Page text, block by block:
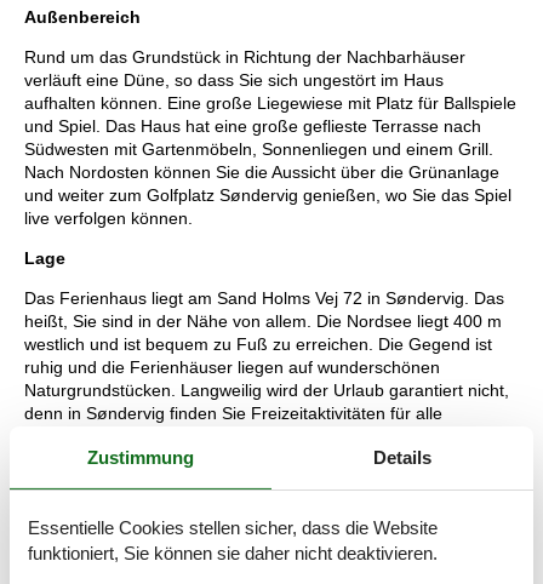
Außenbereich
Rund um das Grundstück in Richtung der Nachbarhäuser
verläuft eine Düne, so dass Sie sich ungestört im Haus
aufhalten können. Eine große Liegewiese mit Platz für Ballspiele
und Spiel. Das Haus hat eine große geflieste Terrasse nach
Südwesten mit Gartenmöbeln, Sonnenliegen und einem Grill.
Nach Nordosten können Sie die Aussicht über die Grünanlage
und weiter zum Golfplatz Søndervig genießen, wo Sie das Spiel
live verfolgen können.
Lage
Das Ferienhaus liegt am Sand Holms Vej 72 in Søndervig. Das
heißt, Sie sind in der Nähe von allem. Die Nordsee liegt 400 m
westlich und ist bequem zu Fuß zu erreichen. Die Gegend ist
ruhig und die Ferienhäuser liegen auf wunderschönen
Naturgrundstücken. Langweilig wird der Urlaub garantiert nicht,
denn in Søndervig finden Sie Freizeitaktivitäten für alle
großen Supermarkt. Vom Haus aus haben Sie einen Blick auf
einen Radweg nach Søndervig und von hier aus sowohl nach
Hvide Sande als auch nach Ringkøbing.
Zustimmung Details
Essentielle Cookies stellen sicher, dass die Website
funktioniert, Sie können sie daher nicht deaktivieren.